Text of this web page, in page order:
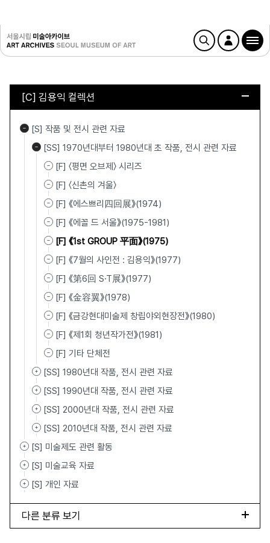
[C] 김용익 컬렉션
[S] 작품 및 전시 관련 자료
[SS] 1970년대부터 1980년대 초 작품, 전시 관련 자료
[F] 〈평면 오브제〉 시리즈
[F] 〈신촌의 겨울〉
[F] 《에스쁘리四回展》(1974)
[F] 《에꼴 드 서울》(1975-1981)
[F] 《1st GROUP 平面》(1975)
[F] 《7월의 사인전 : 김용익》(1977)
[F] 《第6回 S·T展》(1977)
[F] 《金容翼》(1978)
[F] 《금강현대미술제 창립야외현장전》(1980)
[F] 《제1회 청년작가전》(1981)
[F] 기타 단체전
[SS] 1980년대 작품, 전시 관련 자료
[SS] 1990년대 작품, 전시 관련 자료
[SS] 2000년대 작품, 전시 관련 자료
[SS] 2010년대 작품, 전시 관련 자료
[S] 미술제도 관련 활동
[S] 미술교육 자료
[S] 개인 자료
다른 분류 보기